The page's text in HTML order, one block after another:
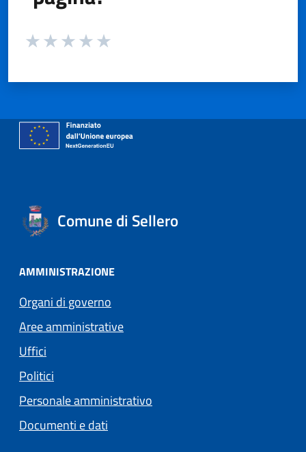
Valuta da 1 a 5 stelle la pagina
Comune di Sellero
AMMINISTRAZIONE
Organi di governo
Aree amministrative
Uffici
Politici
Personale amministrativo
Documenti e dati